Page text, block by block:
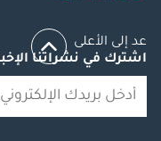
عد إلى الأعلى
اشترك في نشراتنا